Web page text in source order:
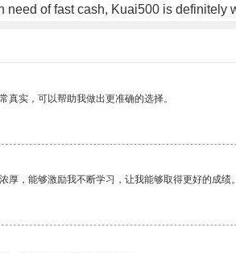
need of fast cash, Kuai500 is definitely
真实，可以帮助我做出更准确的选择。
厚，能够激励我不断学习，让我能够取得更好的成绩。